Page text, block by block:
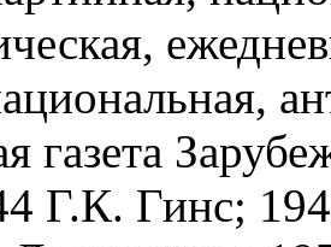
газета
Г.К. Гинс;